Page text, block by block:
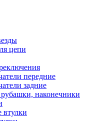
цепи
передние
задние
наконечники
втулки